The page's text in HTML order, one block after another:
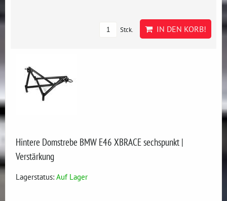
Stck. IN DEN KORB!
Hintere Domstrebe BMW E46 XBRACE sechspunkt |
Verstärkung
Lagerstatus: Auf Lager